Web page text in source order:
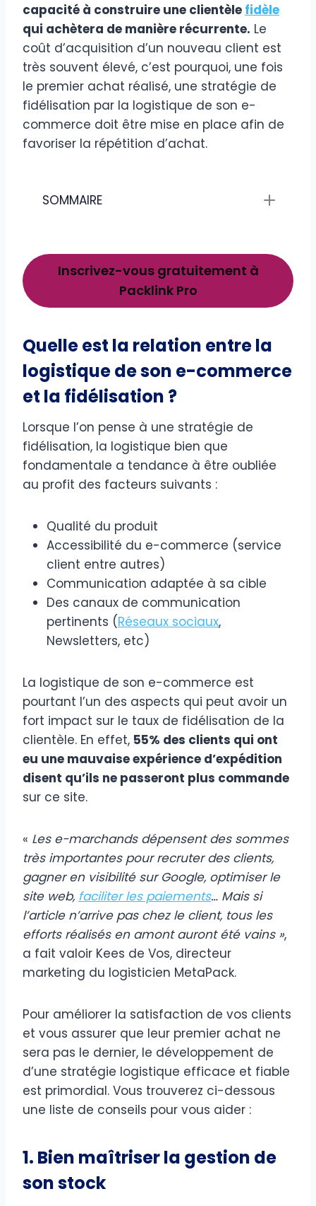
capacité à construire une clientèle fidèle
qui achètera de manière récurrente. Le
coût d’acquisition d’un nouveau client est
très souvent élevé, c’est pourquoi, une fois
le premier achat réalisé, une stratégie de
fidélisation par la logistique de son e-
commerce doit être mise en place afin de
favoriser la répétition d’achat.
SOMMAIRE
Inscrivez-vous gratuitement à
Packlink Pro
Quelle est la relation entre la
logistique de son e-commerce
et la fidélisation ?
Lorsque l’on pense à une stratégie de
fidélisation, la logistique bien que
fondamentale a tendance à être oubliée
au profit des facteurs suivants :
Qualité du produit
Accessibilité du e-commerce (service
client entre autres)
Communication adaptée à sa cible
Des canaux de communication
pertinents (Réseaux sociaux,
Newsletters, etc)
La logistique de son e-commerce est
pourtant l’un des aspects qui peut avoir un
fort impact sur le taux de fidélisation de la
clientèle. En effet, 55% des clients qui ont
eu une mauvaise expérience d’expédition
disent qu’ils ne passeront plus commande
sur ce site.
« Les e-marchands dépensent des sommes
très importantes pour recruter des clients,
gagner en visibilité sur Google, optimiser le
site web, faciliter les paiements… Mais si
l’article n’arrive pas chez le client, tous les
efforts réalisés en amont auront été vains »,
a fait valoir Kees de Vos, directeur
marketing du logisticien MetaPack.
Pour améliorer la satisfaction de vos clients
et vous assurer que leur premier achat ne
sera pas le dernier, le développement de
d’une stratégie logistique efficace et fiable
est primordial. Vous trouverez ci-dessous
une liste de conseils pour vous aider :
1. Bien maîtriser la gestion de
son stock